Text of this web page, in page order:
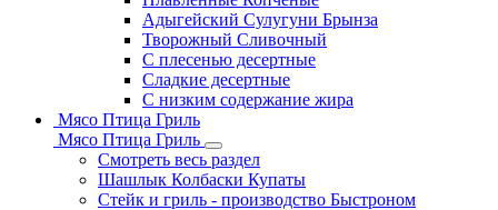
Адыгейский Сулугуни Брынза
Творожный Сливочный
С плесенью десертные
Сладкие десертные
С низким содержание жира
Мясо Птица Гриль
Мясо Птица Гриль
Смотреть весь раздел
Шашлык Колбаски Купаты
Стейк и гриль - производство Быстроном